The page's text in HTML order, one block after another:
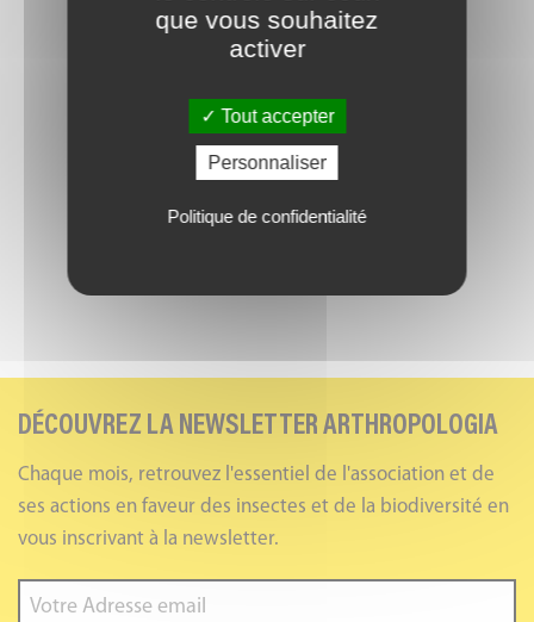
2025, une année riche en
LIRE LA SUITE
DÉCOUVREZ LA NEWSLETTER ARTHROPOLOGIA
Chaque mois, retrouvez l'essentiel de l'association et de
ses actions en faveur des insectes et de la biodiversité en
vous inscrivant à la newsletter.
que vous souhaitez
activer
Tout accepter
Personnaliser
Politique de confidentialité